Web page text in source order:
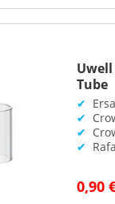
Uwell
Tube
✔
✔
✔
✔
0,90